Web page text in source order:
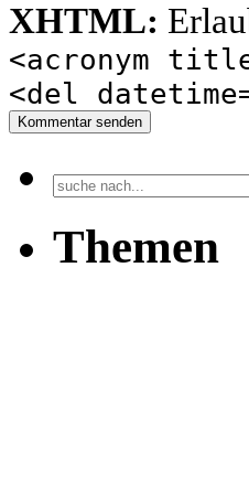
XHTML:
<acronym
<del
Kommentar senden
Themen